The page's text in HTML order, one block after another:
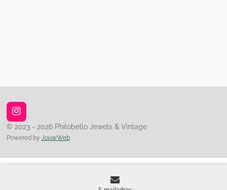
I
n
t
g
© 2023 - 2026 Philobello Jewels & Vintage
Powered by JouwWeb